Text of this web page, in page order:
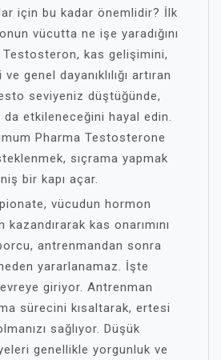
için bu kadar önemlidir? İlk
vücutta ne işe yaradığını
kas gelişimini,
genel dayanıklılığı artıran
seviyeniz düştüğünde,
da etkileneceğini hayal edin.
Pharma Testosterone
sıçrama yapmak
bir kapı açar.
vücudun hormon
kas onarımını
antrenmandan sonra
yararlanamaz. İşte
giriyor. Antrenman
sürecini kısaltarak, ertesi
sağlıyor. Düşük
genellikle yorgunluk ve